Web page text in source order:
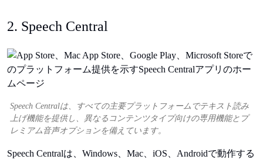
2. Speech Central
Speech Centralは、すべての主要プラットフォームでテキスト読み
上げ機能を提供し、異なるコンテンツタイプ向けの専用機能とプ
レミアム音声オプションを備えています。
Speech Centralは、Windows、Mac、iOS、Androidで動作する